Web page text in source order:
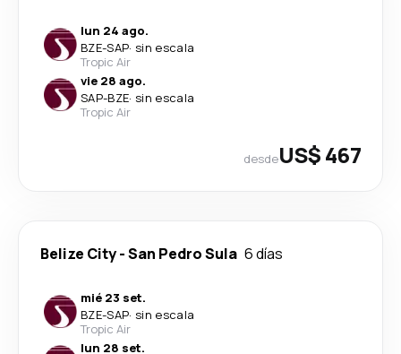
lun 24 ago.
BZE-SAP· sin escala
Tropic Air
vie 28 ago.
SAP-BZE· sin escala
Tropic Air
desdeUS$ 467
Belize City-San Pedro Sula 6 días
mié 23 set.
BZE-SAP· sin escala
Tropic Air
lun 28 set.